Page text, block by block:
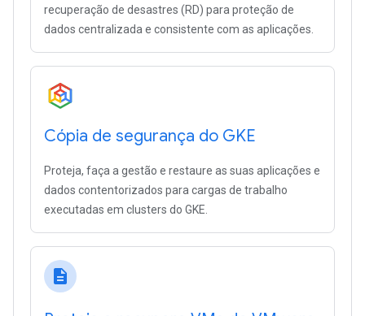
recuperação de desastres (RD) para proteção de
dados centralizada e consistente com as aplicações.
Cópia de segurança do GKE
Proteja, faça a gestão e restaure as suas aplicações e
dados contentorizados para cargas de trabalho
executadas em clusters do GKE.
description